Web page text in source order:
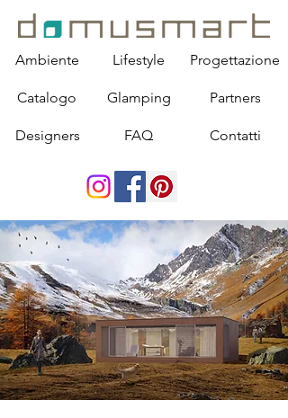
Ambiente
Catalogo
Designers
Lifestyle
Glamping
FAQ
Progettazione
Partners
Contatti